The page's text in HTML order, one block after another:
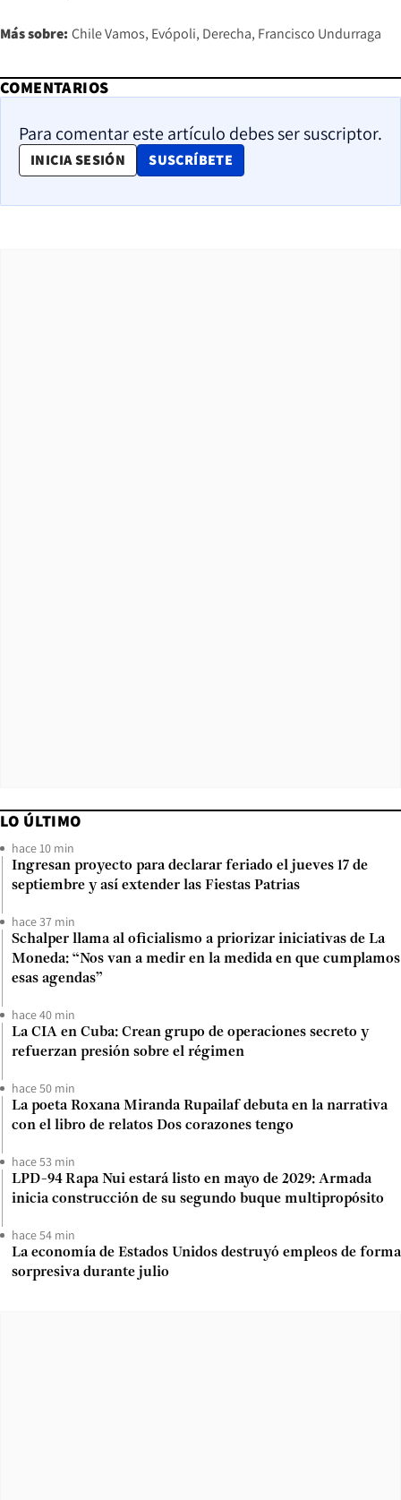
Más sobre: Chile Vamos Evópoli Derecha Francisco Undurraga
COMENTARIOS
Para comentar este artículo debes ser suscriptor.
INICIA SESIÓN SUSCRÍBETE
OPENS IN NEW WINDOW
LO ÚLTIMO
hace 10 min
Ingresan proyecto para declarar feriado el jueves 17 de
septiembre y así extender las Fiestas Patrias
hace 37 min
Schalper llama al oficialismo a priorizar iniciativas de La
Moneda: “Nos van a medir en la medida en que cumplamos
esas agendas”
hace 40 min
La CIA en Cuba: Crean grupo de operaciones secreto y
refuerzan presión sobre el régimen
hace 50 min
La poeta Roxana Miranda Rupailaf debuta en la narrativa
con el libro de relatos Dos corazones tengo
hace 53 min
LPD-94 Rapa Nui estará listo en mayo de 2029: Armada
inicia construcción de su segundo buque multipropósito
hace 54 min
La economía de Estados Unidos destruyó empleos de forma
sorpresiva durante julio